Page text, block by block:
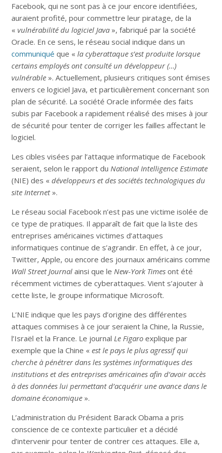
Facebook, qui ne sont pas à ce jour encore identifiées,
auraient profité, pour commettre leur piratage, de la
« vulnérabilité du logiciel Java», fabriqué par la société
Oracle. En ce sens, le réseau social indique dans un
communiqué que « la cyberattaque s’est produite lorsque
certains employés ont consulté un développeur (…)
vulnérable». Actuellement, plusieurs critiques sont émises
envers ce logiciel Java, et particulièrement concernant son
plan de sécurité. La société Oracle informée des faits
subis par Facebook a rapidement réalisé des mises à jour
de sécurité pour tenter de corriger les failles affectant le
logiciel.
Les cibles visées par l’attaque informatique de Facebook
seraient, selon le rapport du National Intelligence Estimate
(NIE) des « développeurs et des sociétés technologiques du
site Internet ».
Le réseau social Facebook n’est pas une victime isolée de
ce type de pratiques. Il apparaît de fait que la liste des
entreprises américaines victimes d’attaques
informatiques continue de s’agrandir. En effet, à ce jour,
Twitter, Apple, ou encore des journaux américains comme
Wall Street Journalainsi que le New-York Timesont été
récemment victimes de cyberattaques. Vient s’ajouter à
cette liste, le groupe informatique Microsoft.
L’NIE indique que les pays d’origine des différentes
attaques commises à ce jour seraient la Chine, la Russie,
l’Israël et la France. Le journal Le Figaroexplique par
exemple que la Chine « est le pays le plus agressif qui
cherche à pénétrer dans les systèmes informatiques des
institutions et des entreprises américaines afin d’avoir accès
à des données lui permettant d’acquérir une avance dans le
domaine économique ».
L’administration du Président Barack Obama a pris
conscience de ce contexte particulier et a décidé
d’intervenir pour tenter de contrer ces attaques. Elle a,